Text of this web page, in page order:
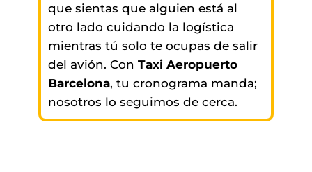
que sientas que alguien está al
otro lado cuidando la logística
mientras tú solo te ocupas de salir
del avión. Con Taxi Aeropuerto
Barcelona, tu cronograma manda;
nosotros lo seguimos de cerca.